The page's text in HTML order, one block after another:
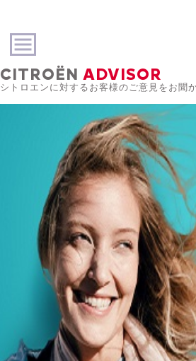
CITROËN ADVISOR
シトロエンに対するお客様のご意見をお聞